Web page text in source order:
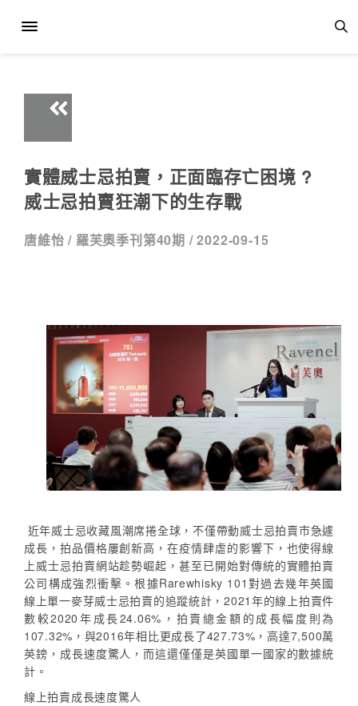
實體威士忌拍賣，正面臨存亡困境 ?
威士忌拍賣狂潮下的生存戰
唐維怡 / 羅芙奧季刊第40期 /2022-09-15
近年威士忌收藏風潮席捲全球，不僅帶動威士忌拍賣市急遽
成長，拍品價格屢創新高，在疫情肆虐的影響下，也使得線
上威士忌拍賣網站趁勢崛起，甚至已開始對傳統的實體拍賣
公司構成強烈衝擊。根據Rarewhisky 101對過去幾年英國
線上單一麥芽威士忌拍賣的追蹤統計，2021年的線上拍賣件
數較2020年成長24.06%，拍賣總金額的成長幅度則為
107.32%，與2016年相比更成長了427.73%，高達7,500萬
英鎊，成長速度驚人，而這還僅僅是英國單一國家的數據統
計。
線上拍賣成長速度驚人